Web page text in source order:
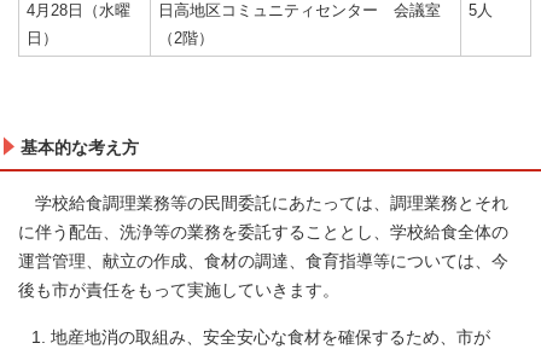
4月28日（水曜
日）
日高地区コミュニティセンター 会議室
（2階）
5人
基本的な考え方
学校給食調理業務等の民間委託にあたっては、調理業務とそれ
に伴う配缶、洗浄等の業務を委託することとし、学校給食全体の
運営管理、献立の作成、食材の調達、食育指導等については、今
後も市が責任をもって実施していきます。
地産地消の取組み、安全安心な食材を確保するため、市が